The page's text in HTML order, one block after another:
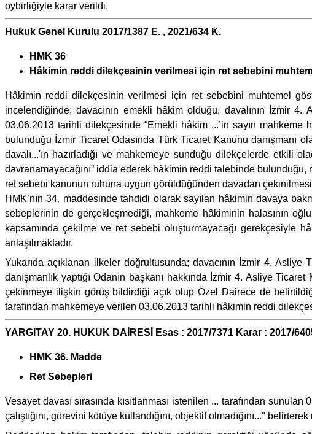
oybirliğiyle karar verildi.
Hukuk Genel Kurulu 2017/1387 E. , 2021/634 K.
HMK 36
Hâkimin reddi dilekçesinin verilmesi için ret sebebini
Hâkimin reddi dilekçesinin verilmesi için ret sebebini muhtemel
incelendiğinde; davacının emekli hâkim olduğu, davalının İzmir
03.06.2013 tarihli dilekçesinde “Emekli hâkim ...’in sayın mahkeme
bulunduğu İzmir Ticaret Odasında Türk Ticaret Kanunu danışmanı
davalı...'ın hazırladığı ve mahkemeye sunduğu dilekçelerde etkili
davranamayacağını” iddia ederek hâkimin reddi talebinde
ret sebebi kanunun ruhuna uygun görüldüğünden davadan
HMK’nın 34. maddesinde tahdidi olarak sayılan hâkimin davaya
sebeplerinin de gerçekleşmediği, mahkeme hâkiminin halasının
kapsamında çekilme ve ret sebebi oluşturmayacağı gerekçesiyle
anlaşılmaktadır.
Yukarıda açıklanan ilkeler doğrultusunda; davacının İzmir 4.
danışmanlık yaptığı Odanın başkanı hakkında İzmir 4. Asliye
çekinmeye ilişkin görüş bildirdiği açık olup Özel Dairece de
tarafından mahkemeye verilen 03.06.2013 tarihli hâkimin reddi
YARGITAY 20. HUKUK DAİRESİ Esas : 2017/7371 Karar : 2017/
HMK 36. Madde
Ret Sebepleri
Vesayet davası sırasında kısıtlanması istenilen ... tarafından
çalıştığını, görevini kötüye kullandığını, objektif olmadığını..."